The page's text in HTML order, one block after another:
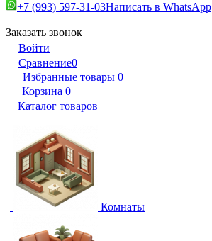
+7 (993) 597-31-03Написать в WhatsApp
Заказать звонок
Войти
Сравнение0
Избранные товары 0
Корзина 0
Каталог товаров
Комнаты